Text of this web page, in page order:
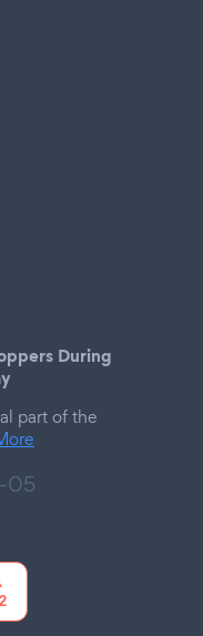
During
part of the
05